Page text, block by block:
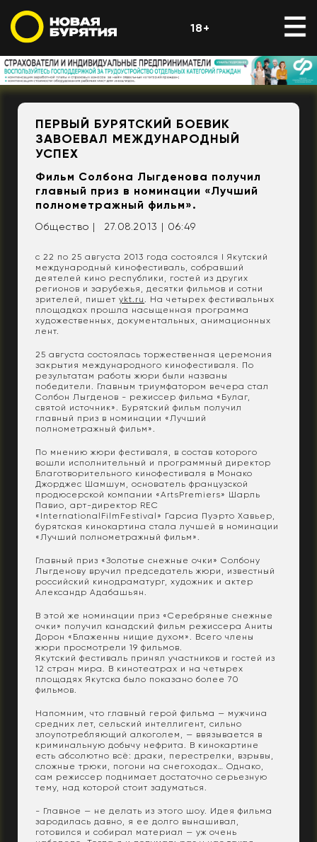
18+
ПЕРВЫЙ БУРЯТСКИЙ БОЕВИК
ЗАВОЕВАЛ МЕЖДУНАРОДНЫЙ
УСПЕХ
Фильм Солбона Лыгденова получил
главный приз в номинации «Лучший
полнометражный фильм».
Общество | 27.08.2013 | 06:49
с 22 по 25 августа 2013 года состоялся I Якутский
международный кинофестиваль, собравший
деятелей кино республики, гостей из других
регионов и зарубежья, десятки фильмов и сотни
зрителей, пишет ykt.ru. На четырех фестивальных
площадках прошла насыщенная программа
художественных, документальных, анимационных
лент.
25 августа состоялась торжественная церемония
закрытия международного кинофестиваля. По
результатам работы жюри были названы
победители. Главным триумфатором вечера стал
Солбон Лыгденов - режиссер фильма «Булаг,
святой источник». Бурятский фильм получил
главный приз в номинации «Лучший
полнометражный фильм».
По мнению жюри фестиваля, в состав которого
вошли исполнительный и программный директор
Благотворительного кинофестиваля в Монако
Джорджес Шамшум, основатель французской
продюсерской компании «ArtsPremiers» Шарль
Павио, арт-директор REC
«InternationalFilmFestival» Гарсиа Пуэрто Хавьер,
бурятская кинокартина стала лучшей в номинации
«Лучший полнометражный фильм».
Главный приз «Золотые снежные очки» Солбону
Лыгденову вручил председатель жюри, известный
российский кинодраматург, художник и актер
Александр Адабашьян.
В этой же номинации приз «Серебряные снежные
очки» получил канадский фильм режиссера Аниты
Дорон «Блаженны нищие духом». Всего члены
жюри просмотрели 19 фильмов.
Якутский фестиваль принял участников и гостей из
12 стран мира. В кинотеатрах и на четырех
площадях Якутска было показано более 70
фильмов.
Напомним, что главный герой фильма — мужчина
средних лет, сельский интеллигент, сильно
злоупотребляющий алкоголем, — ввязывается в
криминальную добычу нефрита. В кинокартине
есть абсолютно всё: драки, перестрелки, взрывы,
сложные трюки, погони на снегоходах… Однако,
сам режиссер поднимает достаточно серьезную
тему, над которой стоит задуматься.
- Главное — не делать из этого шоу. Идея фильма
зародилась давно, я ее долго вынашивал,
готовился и собирал материал — уж очень